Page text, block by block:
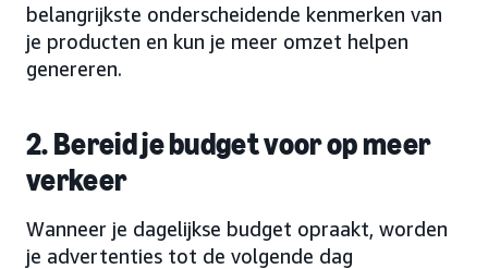
belangrijkste onderscheidende kenmerken van
je producten en kun je meer omzet helpen
genereren.
2. Bereid je budget voor op meer
verkeer
Wanneer je dagelijkse budget opraakt, worden
je advertenties tot de volgende dag